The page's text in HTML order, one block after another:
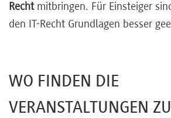
Rechtmitbringen. Für Einsteiger
den IT-Recht Grundlagen besser
WO FINDEN DIE
VERANSTALTUNGEN ZU